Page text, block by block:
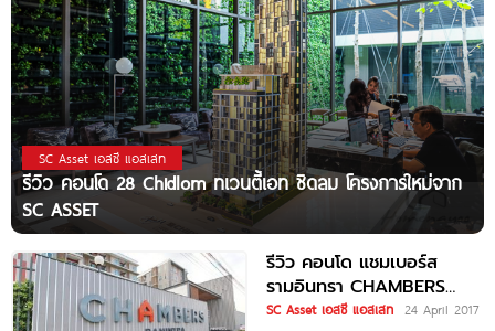
SC Asset เอสซี แอสเสท
รีวิว คอนโด 28 Chidlom ทเวนตี้เอท ชิดลม โครงการใหม่จาก
SC ASSET
รีวิว คอนโด แชมเบอร์ส
รามอินทรา CHAMBERS
RAMINTRA
SC Asset เอสซี แอสเสท 24 April 2017